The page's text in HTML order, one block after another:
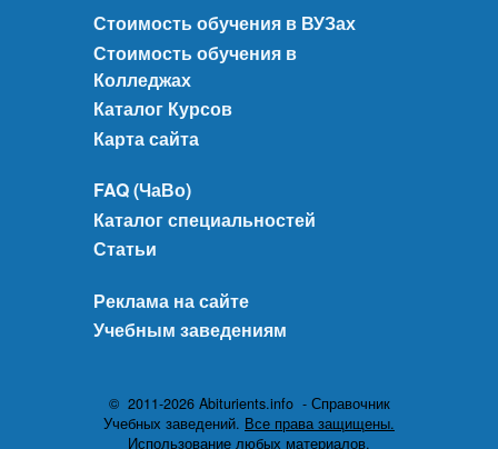
Стоимость обучения в ВУЗах
Стоимость обучения в
Колледжах
Каталог Курсов
Карта сайта
FAQ (ЧаВо)
Каталог специальностей
Статьи
Реклама на сайте
Учебным заведениям
© 2011-2026 Abiturients.info - Справочник
Учебных заведений. Все права защищены.
Использование любых материалов,